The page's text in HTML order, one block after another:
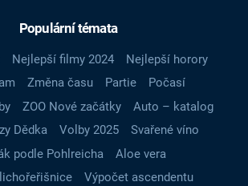
Populární témata
Nejlepší filmy 2024
Nejlepší horory
Změna času Partie
Počasí
ZOO Nové začátky
Auto – katalog
Dědka
Volby 2025
Svařené víno
podle Pohlreicha
Aloe vera
Výpočet ascendentu